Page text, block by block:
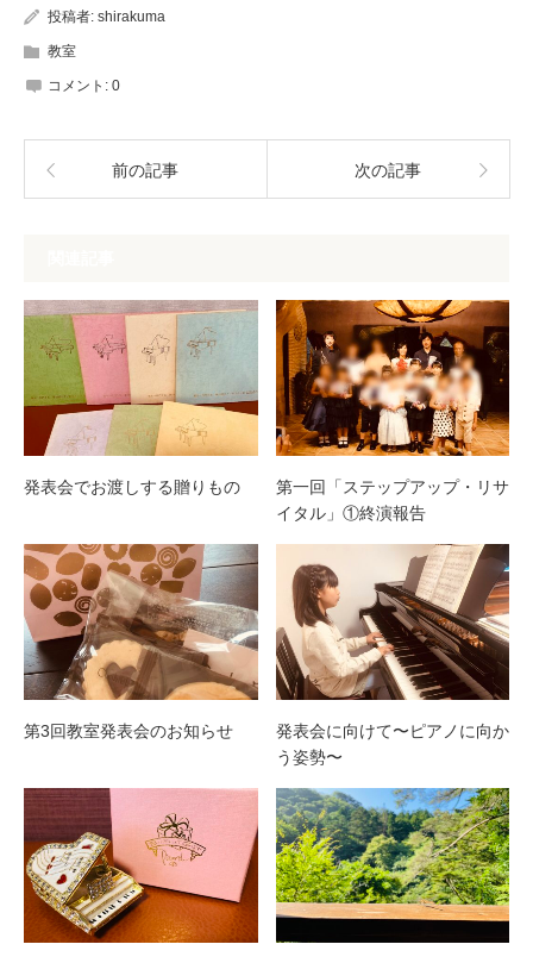
投稿者: shirakuma
教室
コメント: 0
前の記事 次の記事
発表会でお渡しする贈りもの
第一回「ステップアップ・リサ
イタル」①終演報告
第3回教室発表会のお知らせ
発表会に向けて〜ピアノに向か
う姿勢〜